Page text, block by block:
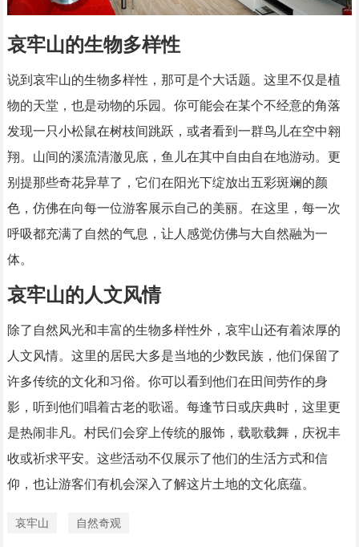
哀牢山的生物多样性
说到哀牢山的生物多样性，那可是个大话题。这里不仅是植
物的天堂，也是动物的乐园。你可能会在某个不经意的角落
发现一只小松鼠在树枝间跳跃，或者看到一群鸟儿在空中翱
翔。山间的溪流清澈见底，鱼儿在其中自由自在地游动。更
别提那些奇花异草了，它们在阳光下绽放出五彩斑斓的颜
色，仿佛在向每一位游客展示自己的美丽。在这里，每一次
呼吸都充满了自然的气息，让人感觉仿佛与大自然融为一
体。
哀牢山的人文风情
除了自然风光和丰富的生物多样性外，哀牢山还有着浓厚的
人文风情。这里的居民大多是当地的少数民族，他们保留了
许多传统的文化和习俗。你可以看到他们在田间劳作的身
影，听到他们唱着古老的歌谣。每逢节日或庆典时，这里更
是热闹非凡。村民们会穿上传统的服饰，载歌载舞，庆祝丰
收或祈求平安。这些活动不仅展示了他们的生活方式和信
仰，也让游客们有机会深入了解这片土地的文化底蕴。
哀牢山 自然奇观